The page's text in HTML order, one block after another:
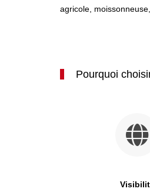
agricole,
Pourquoi